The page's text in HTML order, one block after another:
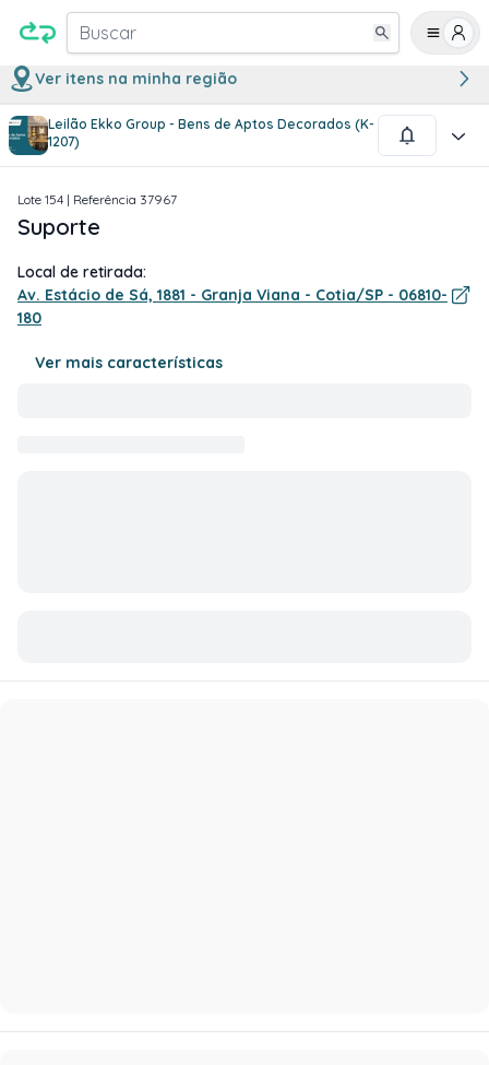
Buscar
Ver itens na minha região
Leilão Ekko Group - Bens de Aptos Decorados (K-
1207)
1/1
Lote 154 | Referência 37967
Suporte
Local de retirada:
Av. Estácio de Sá, 1881 - Granja Viana - Cotia/SP - 06810-
180
Ver mais características